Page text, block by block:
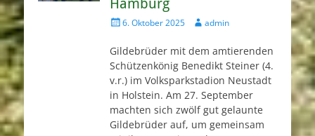
Veröffentlicht
6. Oktober 2025 Autoradmin
Gildebrüder mit dem amtierenden
Schützenkönig Benedikt Steiner (4.
v.r.) im Volksparkstadion Neustadt
in Holstein. Am 27. September
machten sich zwölf gut gelaunte
Gildebrüder auf, um gemeinsam